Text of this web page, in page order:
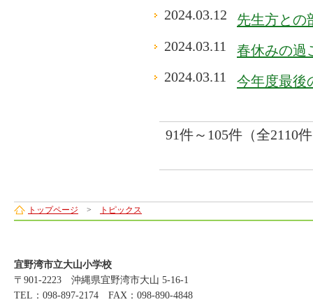
2024.03.12
先生方との
2024.03.11
春休みの過
2024.03.11
今年度最後
91件～105件（全
トップページ > トピックス
宜野湾市立大山小学校
〒901-2223 沖縄県宜野湾市大山 5-16-1
TEL：098-897-2174 FAX：098-890-4848